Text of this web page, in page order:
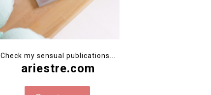
Check my sensual publications...
ariestre.com